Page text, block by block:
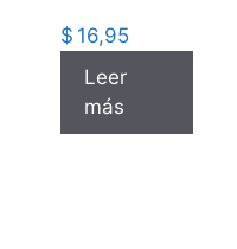
$ 16,95
Leer
más